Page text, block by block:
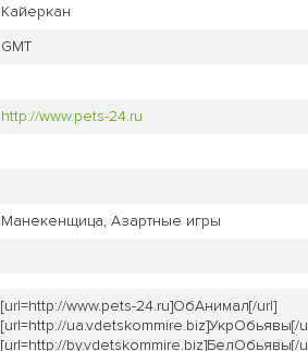
Кайеркан
GMT
http://www.pets-24.ru
Манекенщица, Азартные игры
[url=http://www.pets-24.ru]ОбАнимал[/url]
[url=http://ua.vdetskommire.biz]УкрОбьявы[/
[url=http://by.vdetskommire.biz]БелОбьявы[/